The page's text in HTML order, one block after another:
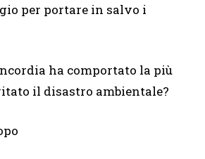
per portare in salvo i
ha comportato la più
il disastro ambientale?